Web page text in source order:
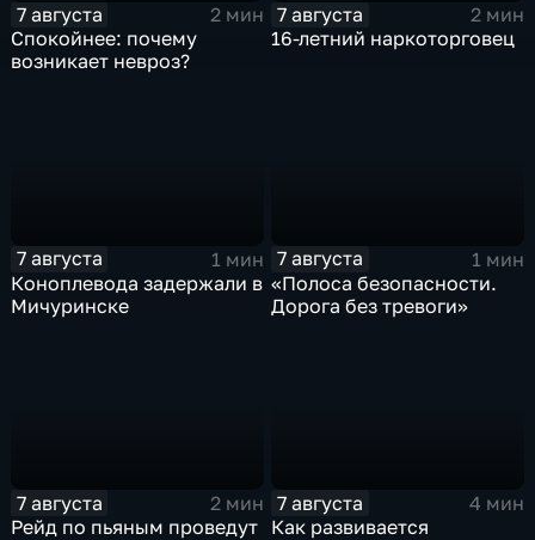
7 августа
2 мин
Спокойнее: почему
возникает невроз?
7 августа
2 мин
16-летний наркоторговец
7 августа
1 мин
Коноплевода задержали в
Мичуринске
7 августа
1 мин
«Полоса безопасности.
Дорога без тревоги»
7 августа
2 мин
Рейд по пьяным проведут
7 августа
4 мин
Как развивается